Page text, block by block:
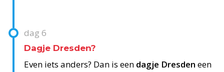
dag 6
Dagje Dresden?
Even iets anders? Dan is een dagje Dresden een